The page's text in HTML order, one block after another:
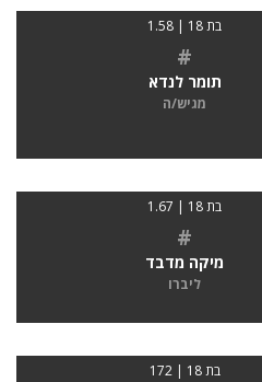
בת 18 | 1.58
#
תומר לנדא
מגיש/ה
בת 18 | 1.67
#
מיקה מדבד
ליברו
בת 18 | 172